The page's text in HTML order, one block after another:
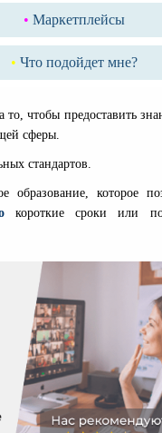
• Маркетплейсы
• Что подойдет мне?
то, чтобы предоставить
сферы.
стандартов.
которое
короткие сроки или